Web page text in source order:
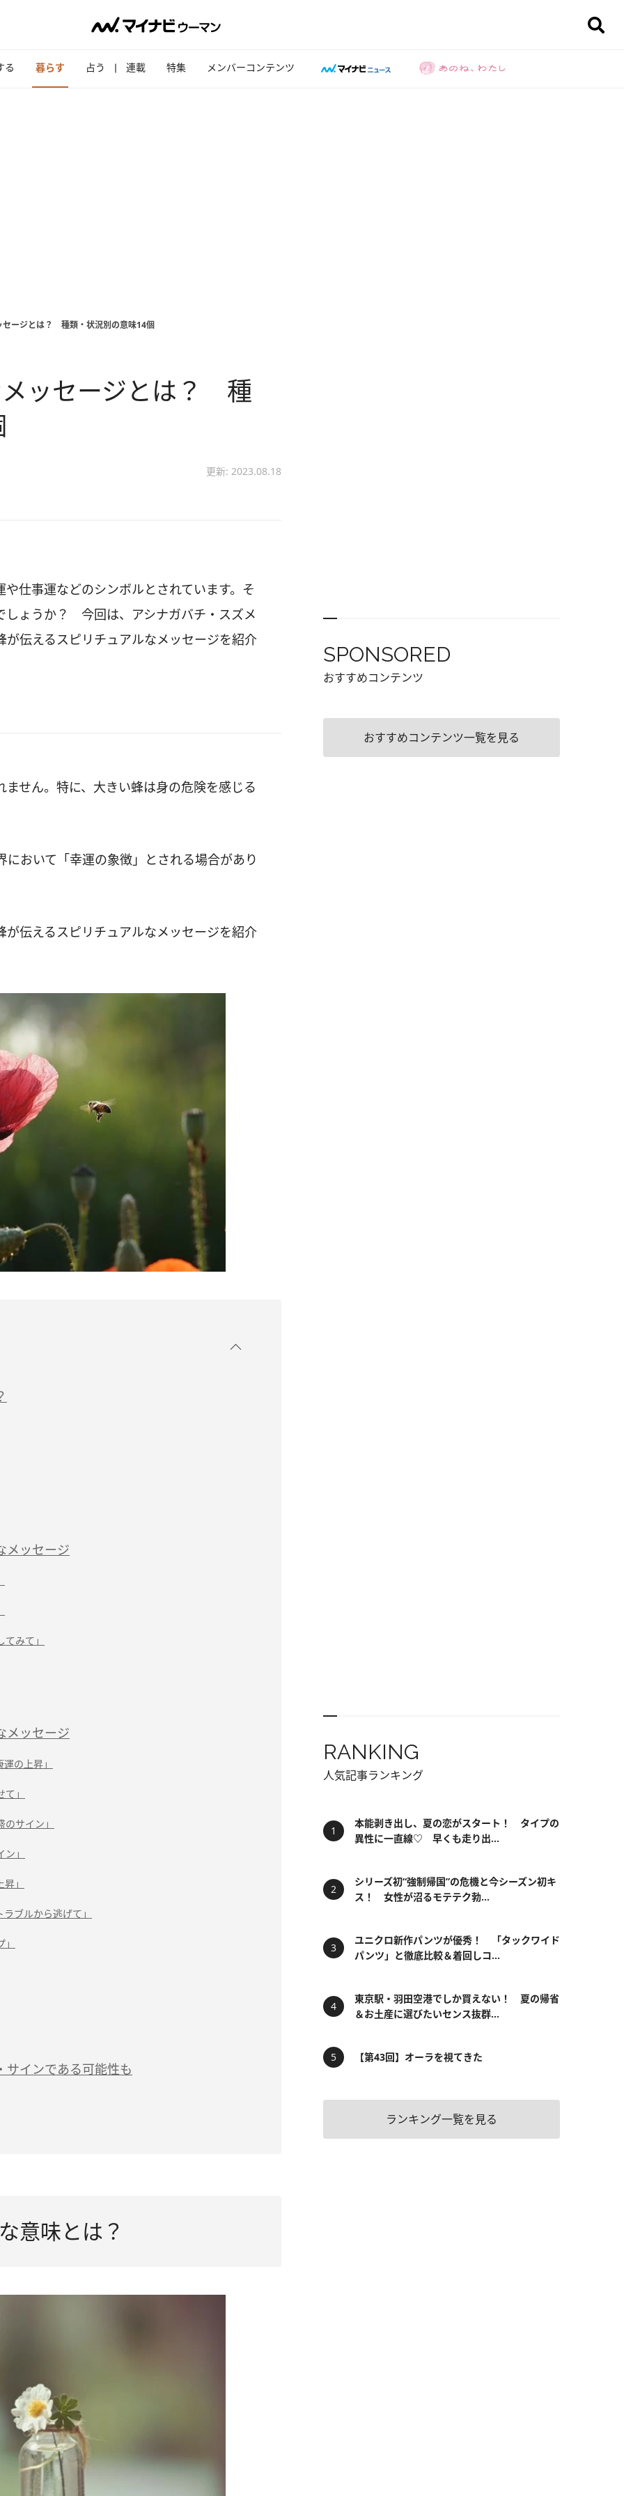
る 暮らす 占う 連載 特集 メンバーコンテンツ
セージとは？ 種類・状況別の意味14個
ッセージとは？ 種
更新: 2023.08.18
仕事運などのシンボルとされています。そ
しょうか？ 今回は、アシナガバチ・スズメ
伝えるスピリチュアルなメッセージを紹介
せん。特に、大きい蜂は身の危険を感じる
おいて「幸運の象徴」とされる場合があり
伝えるスピリチュアルなメッセージを紹介
メッセージ
みて」
メッセージ
の上昇」
」
サイン」
」
」
ブルから逃げて」
サインである可能性も
意味とは？
SPONSORED
おすすめコンテンツ
おすすめコンテンツ一覧を見る
RANKING
人気記事ランキング
本能剥き出し、夏の恋がスタート！ タイプの
異性に一直線♡ 早くも走り出...
シリーズ初“強制帰国”の危機と今シーズン初キ
ス！ 女性が沼るモテテク勃...
ユニクロ新作パンツが優秀！ 「タックワイド
パンツ」と徹底比較＆着回しコ...
東京駅・羽田空港でしか買えない！ 夏の帰省
＆お土産に選びたいセンス抜群...
【第43回】オーラを視てきた
ランキング一覧を見る